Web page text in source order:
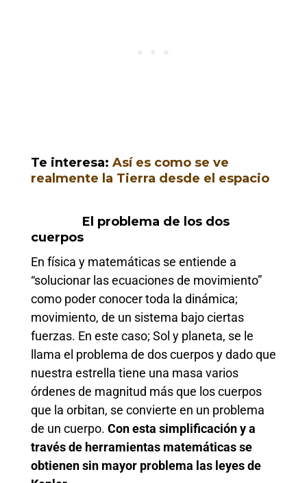
Te interesa: Así es como se ve
realmente la Tierra desde el espacio
El problema de los dos
cuerpos
En física y matemáticas se entiende a
“solucionar las ecuaciones de movimiento”
como poder conocer toda la dinámica;
movimiento, de un sistema bajo ciertas
fuerzas. En este caso; Sol y planeta, se le
llama el problema de dos cuerpos y dado que
nuestra estrella tiene una masa varios
órdenes de magnitud más que los cuerpos
que la orbitan, se convierte en un problema
de un cuerpo. Con esta simplificación y a
través de herramientas matemáticas se
obtienen sin mayor problema las leyes de